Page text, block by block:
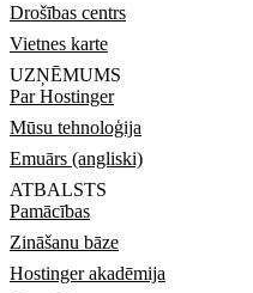
Drošības centrs
Vietnes karte
UZŅĒMUMS
Par Hostinger
Mūsu tehnoloģija
Emuārs (angliski)
ATBALSTS
Pamācības
Zināšanu bāze
Hostinger akadēmija